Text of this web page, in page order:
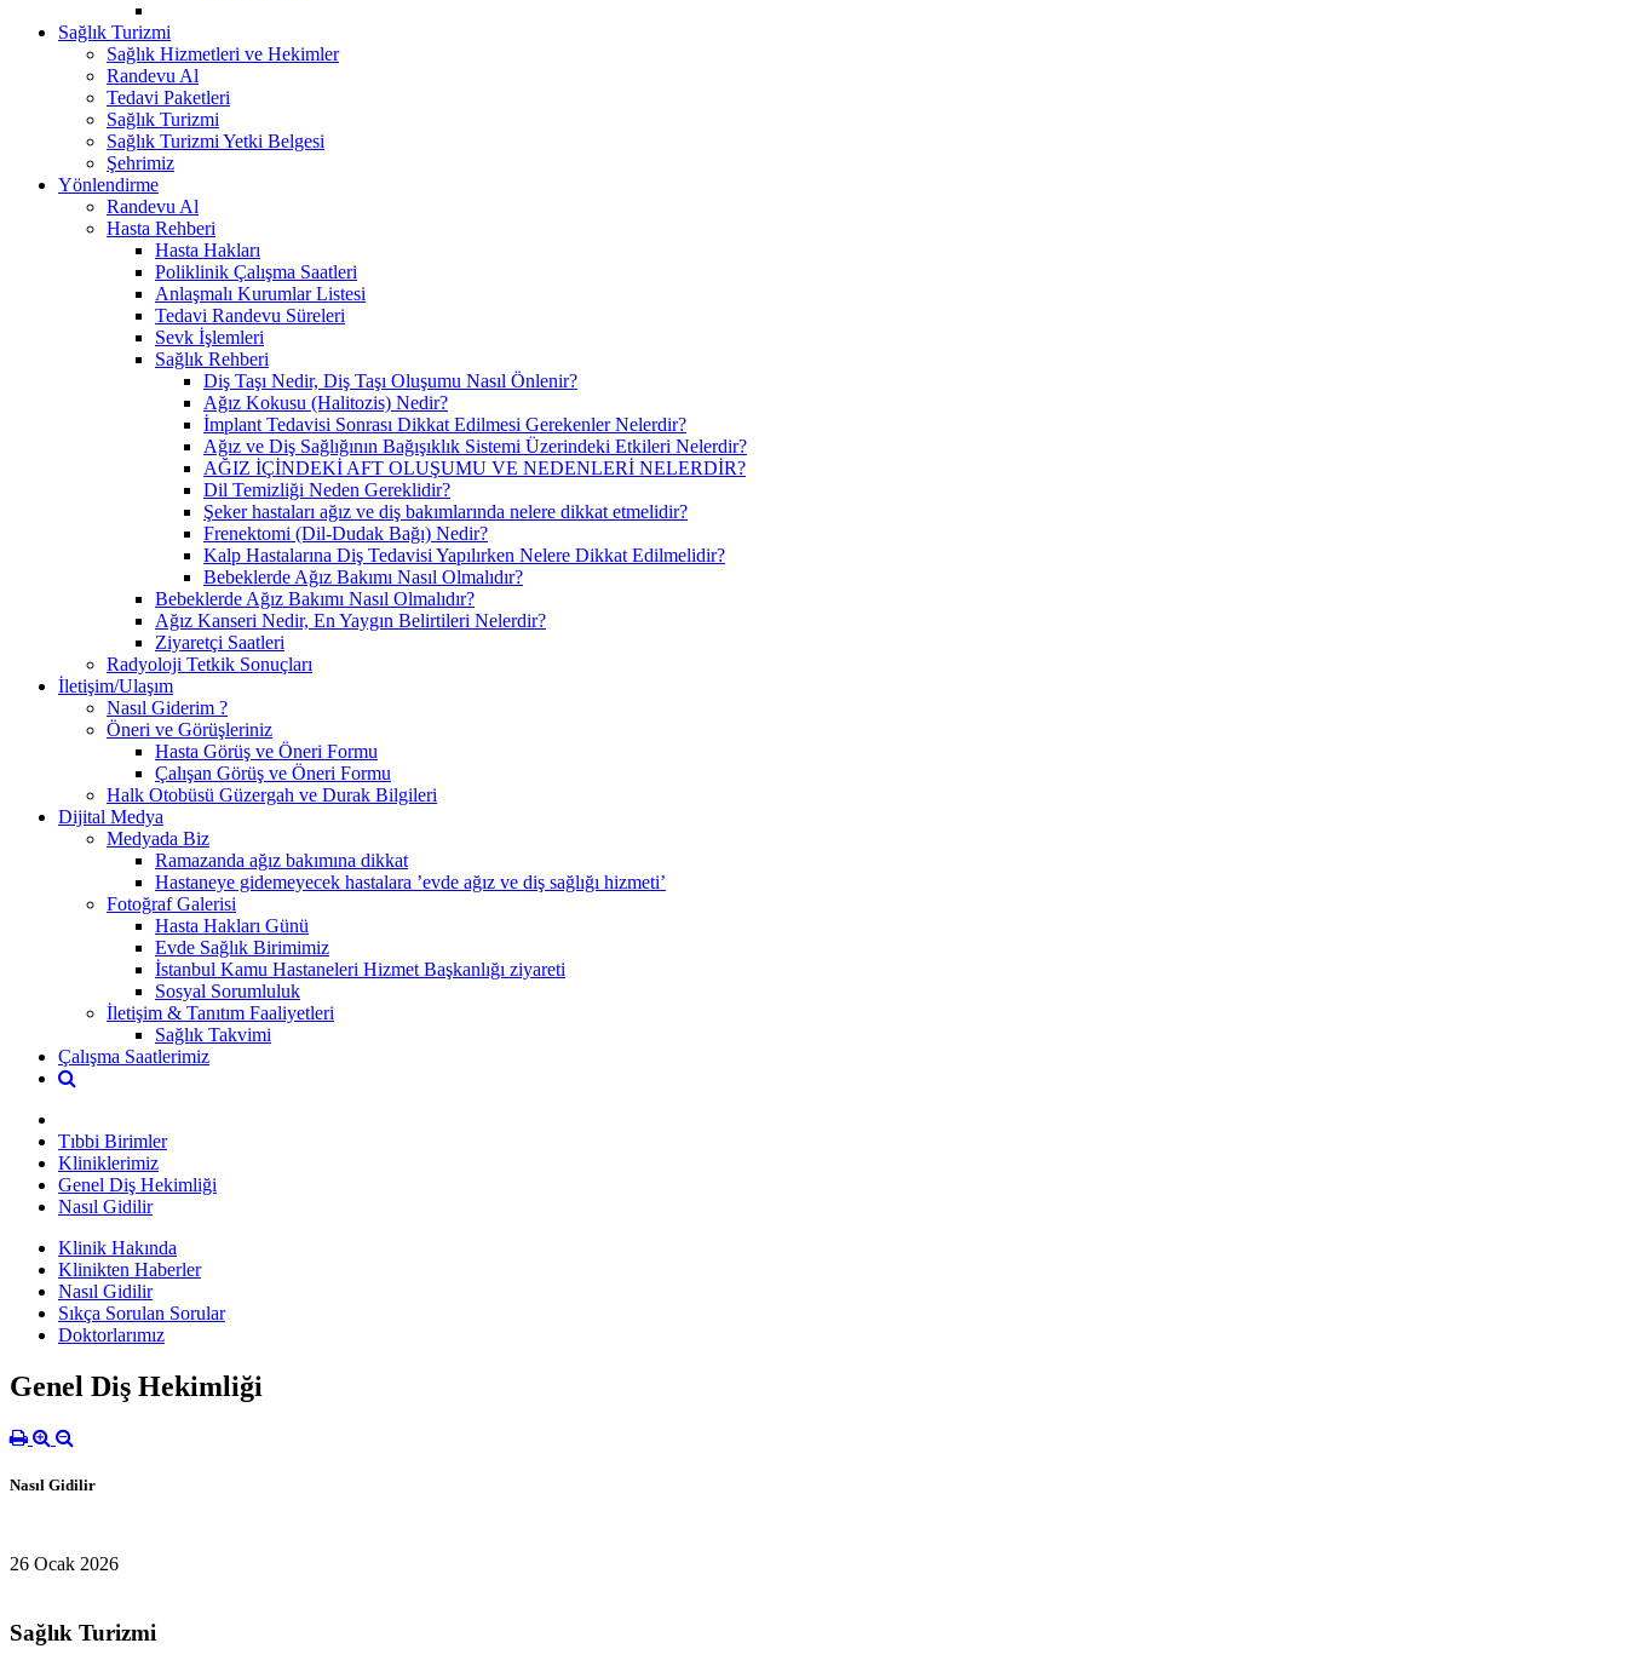
Sağlık Turizmi
Sağlık Hizmetleri ve Hekimler
Randevu Al
Tedavi Paketleri
Sağlık Turizmi
Sağlık Turizmi Yetki Belgesi
Şehrimiz
Yönlendirme
Randevu Al
Hasta Rehberi
Hasta Hakları
Poliklinik Çalışma Saatleri
Anlaşmalı Kurumlar Listesi
Tedavi Randevu Süreleri
Sevk İşlemleri
Sağlık Rehberi
Diş Taşı Nedir, Diş Taşı Oluşumu Nasıl Önlenir?
Ağız Kokusu (Halitozis) Nedir?
İmplant Tedavisi Sonrası Dikkat Edilmesi Gerekenler Nelerdir?
Ağız ve Diş Sağlığının Bağışıklık Sistemi Üzerindeki Etkileri Nelerdir?
AĞIZ İÇİNDEKİ AFT OLUŞUMU VE NEDENLERİ NELERDİR?
Dil Temizliği Neden Gereklidir?
Şeker hastaları ağız ve diş bakımlarında nelere dikkat etmelidir?
Frenektomi (Dil-Dudak Bağı) Nedir?
Kalp Hastalarına Diş Tedavisi Yapılırken Nelere Dikkat Edilmelidir?
Bebeklerde Ağız Bakımı Nasıl Olmalıdır?
Bebeklerde Ağız Bakımı Nasıl Olmalıdır?
Ağız Kanseri Nedir, En Yaygın Belirtileri Nelerdir?
Ziyaretçi Saatleri
Radyoloji Tetkik Sonuçları
İletişim/Ulaşım
Nasıl Giderim ?
Öneri ve Görüşleriniz
Hasta Görüş ve Öneri Formu
Çalışan Görüş ve Öneri Formu
Halk Otobüsü Güzergah ve Durak Bilgileri
Dijital Medya
Medyada Biz
Ramazanda ağız bakımına dikkat
Hastaneye gidemeyecek hastalara ’evde ağız ve diş sağlığı hizmeti’
Fotoğraf Galerisi
Hasta Hakları Günü
Evde Sağlık Birimimiz
İstanbul Kamu Hastaneleri Hizmet Başkanlığı ziyareti
Sosyal Sorumluluk
İletişim & Tanıtım Faaliyetleri
Sağlık Takvimi
Çalışma Saatlerimiz
Tıbbi Birimler
Kliniklerimiz
Genel Diş Hekimliği
Nasıl Gidilir
Klinik Hakında
Klinikten Haberler
Nasıl Gidilir
Sıkça Sorulan Sorular
Doktorlarımız
Genel Diş Hekimliği
Nasıl Gidilir
26 Ocak 2026
Sağlık Turizmi